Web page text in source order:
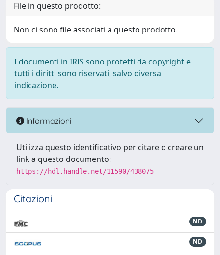
File in questo prodotto:
Non ci sono file associati a questo prodotto.
I documenti in IRIS sono protetti da copyright e
tutti i diritti sono riservati, salvo diversa
indicazione.
Informazioni
Utilizza questo identificativo per citare o creare un
link a questo documento:
https://hdl.handle.net/11590/438075
Citazioni
ND
ND